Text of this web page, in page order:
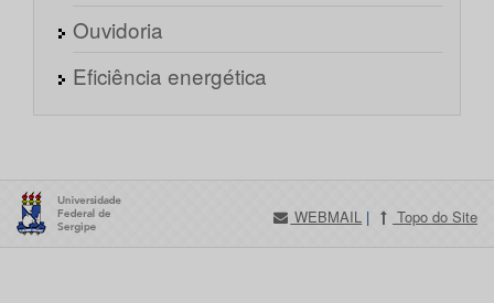
Ouvidoria
Eficiência energética
WEBMAIL | Topo do Site